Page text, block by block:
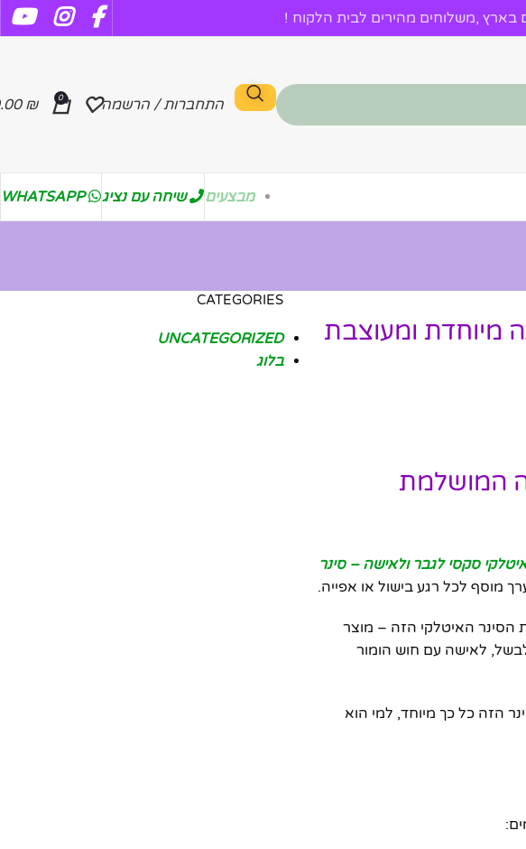
בארץ ,משלוחים מהירים לבית הלקוח !
התחברות / הרשמה 0
₪
מבצעים שיחה עם נציג WHATSAPP
מיוחדת ומעוצבת
המושלמת
סקסי לגבר ולאישה – סינר
מוסף לכל רגע בישול או אפייה.
הסינר האיטלקי הזה – מוצר
לאישה עם חוש הומור
הזה כל כך מיוחד, למי הוא
CATEGORIES
UNCATEGORIZED
בלוג